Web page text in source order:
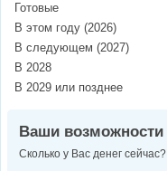
Готовые
В этом году (2026)
В следующем (2027)
В 2028
В 2029 или позднее
Ваши возможности
Сколько у Вас денег сейчас?